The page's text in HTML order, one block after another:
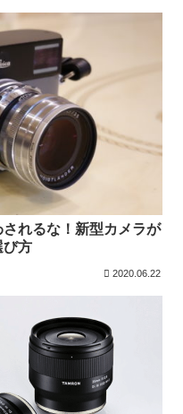
れるな！新型カメラが
び方
2020.06.22